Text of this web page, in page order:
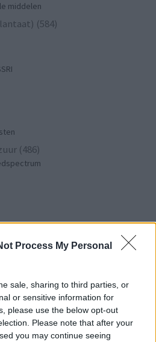
Process My Personal
sale, sharing to third parties, or
or sensitive information for
please use the below opt-out
Please note that after your
you may continue seeing
middelen
(584)
(486)
pagina zijn door de gebruikers
gelezen en aangepast alvorens
aan onze standaarden wat betreft
Voor het delen van ervaringen is